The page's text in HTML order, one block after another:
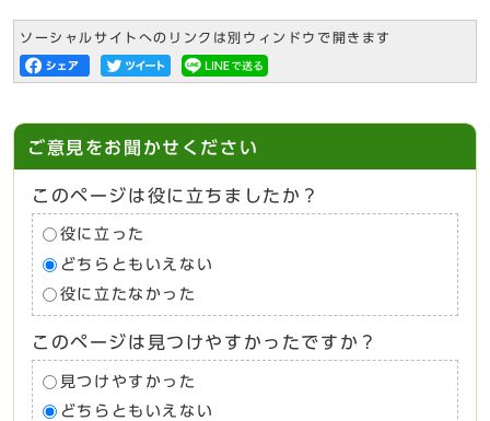
ソーシャルサイトへのリンクは別ウィンドウで開きます
ご意見をお聞かせください
このページは役に立ちましたか？
役に立った
どちらともいえない
役に立たなかった
このページは見つけやすかったですか？
見つけやすかった
どちらともいえない